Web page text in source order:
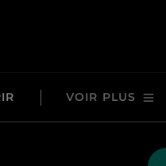
VOIR PLUS